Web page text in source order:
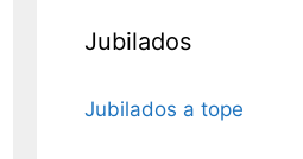
Jubilados
Jubilados a tope